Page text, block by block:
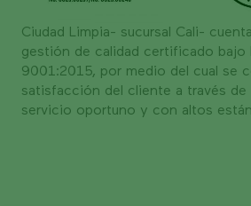
Ciudad Limpia- sucursal Cali-
gestión de calidad certificado bajo
9001:2015, por medio del cual se
satisfacción del cliente a través de
servicio oportuno y con altos